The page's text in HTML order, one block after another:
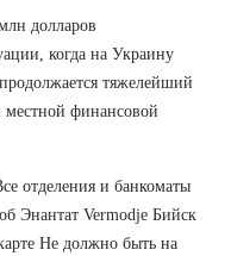
долларов
когда на Украину
тяжелейший
местной финансовой
отделения и банкоматы
Энантат Vermodje Бийск
Не должно быть на